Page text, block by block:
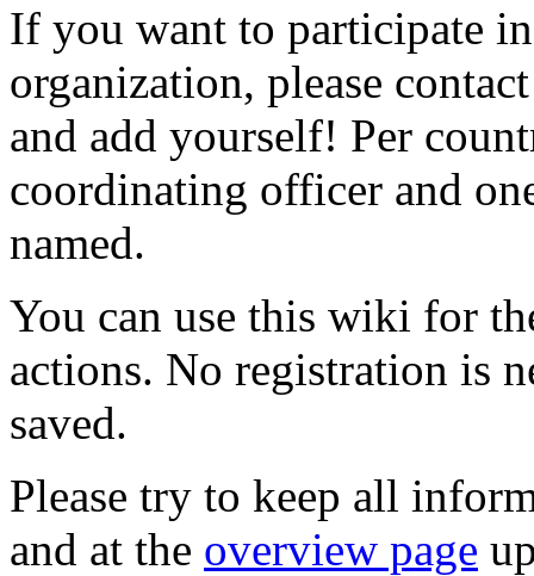
If you want to participate
organization, please
and add yourself! Per
coordinating officer and
named.
You can use this wiki for
actions. No registration is
saved.
Please try to keep all
and at the overview page